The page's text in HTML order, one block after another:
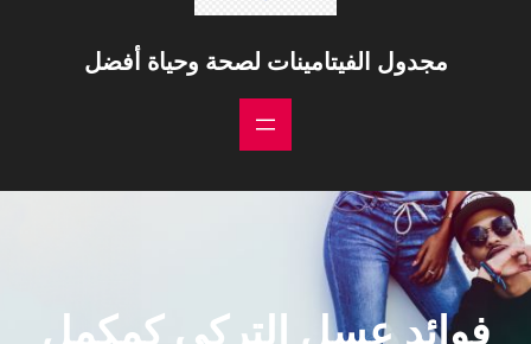
مجدول الفيتامينات لصحة وحياة أفضل
فوائد عسل التركي كمكمل